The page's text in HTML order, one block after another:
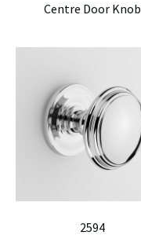
Centre Door Knob
2594